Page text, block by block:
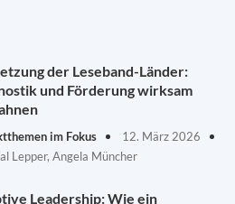
der Leseband-Länder:
und Förderung wirksam
im Fokus
12. März 2026
Lepper, Angela Müncher
Leadership: Wie ein